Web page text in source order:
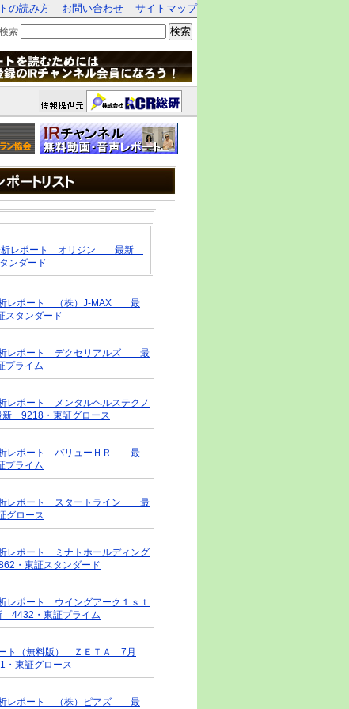
の読み方 お問い合わせ サイトマップ
索 検索
析レポート オリジン 最新
ンダード
析レポート （株）J-MAX 最
タンダード
析レポート デクセリアルズ 最
ライム
レポート メンタルヘルステクノ
9218・東証グロース
析レポート バリューＨＲ 最
ライム
析レポート スタートライン 最
グロース
レポート ミナトホールディング
東証スタンダード
レポート ウイングアーク１ｓｔ
・東証プライム
ト（無料版） ＺＥＴＡ 7月
東証グロース
析レポート （株）ピアズ 最